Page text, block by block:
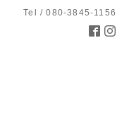
Tel / 080-3845-1156